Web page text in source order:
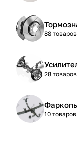
88 товаров
28 товаров
10 товаров